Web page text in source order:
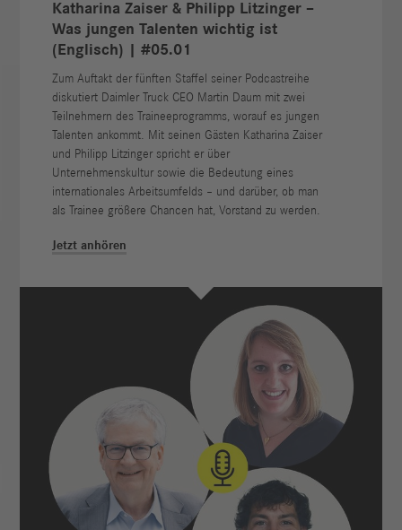
Katharina Zaiser & Philipp Litzinger –
Was jungen Talenten wichtig ist
(Englisch) | #05.01
Zum Auftakt der fünften Staffel seiner Podcastreihe
diskutiert Daimler Truck CEO Martin Daum mit zwei
Teilnehmern des Traineeprogramms, worauf es jungen
Talenten ankommt. Mit seinen Gästen Katharina Zaiser
und Philipp Litzinger spricht er über
Unternehmenskultur sowie die Bedeutung eines
internationales Arbeitsumfelds – und darüber, ob man
als Trainee größere Chancen hat, Vorstand zu werden.
Jetzt anhören